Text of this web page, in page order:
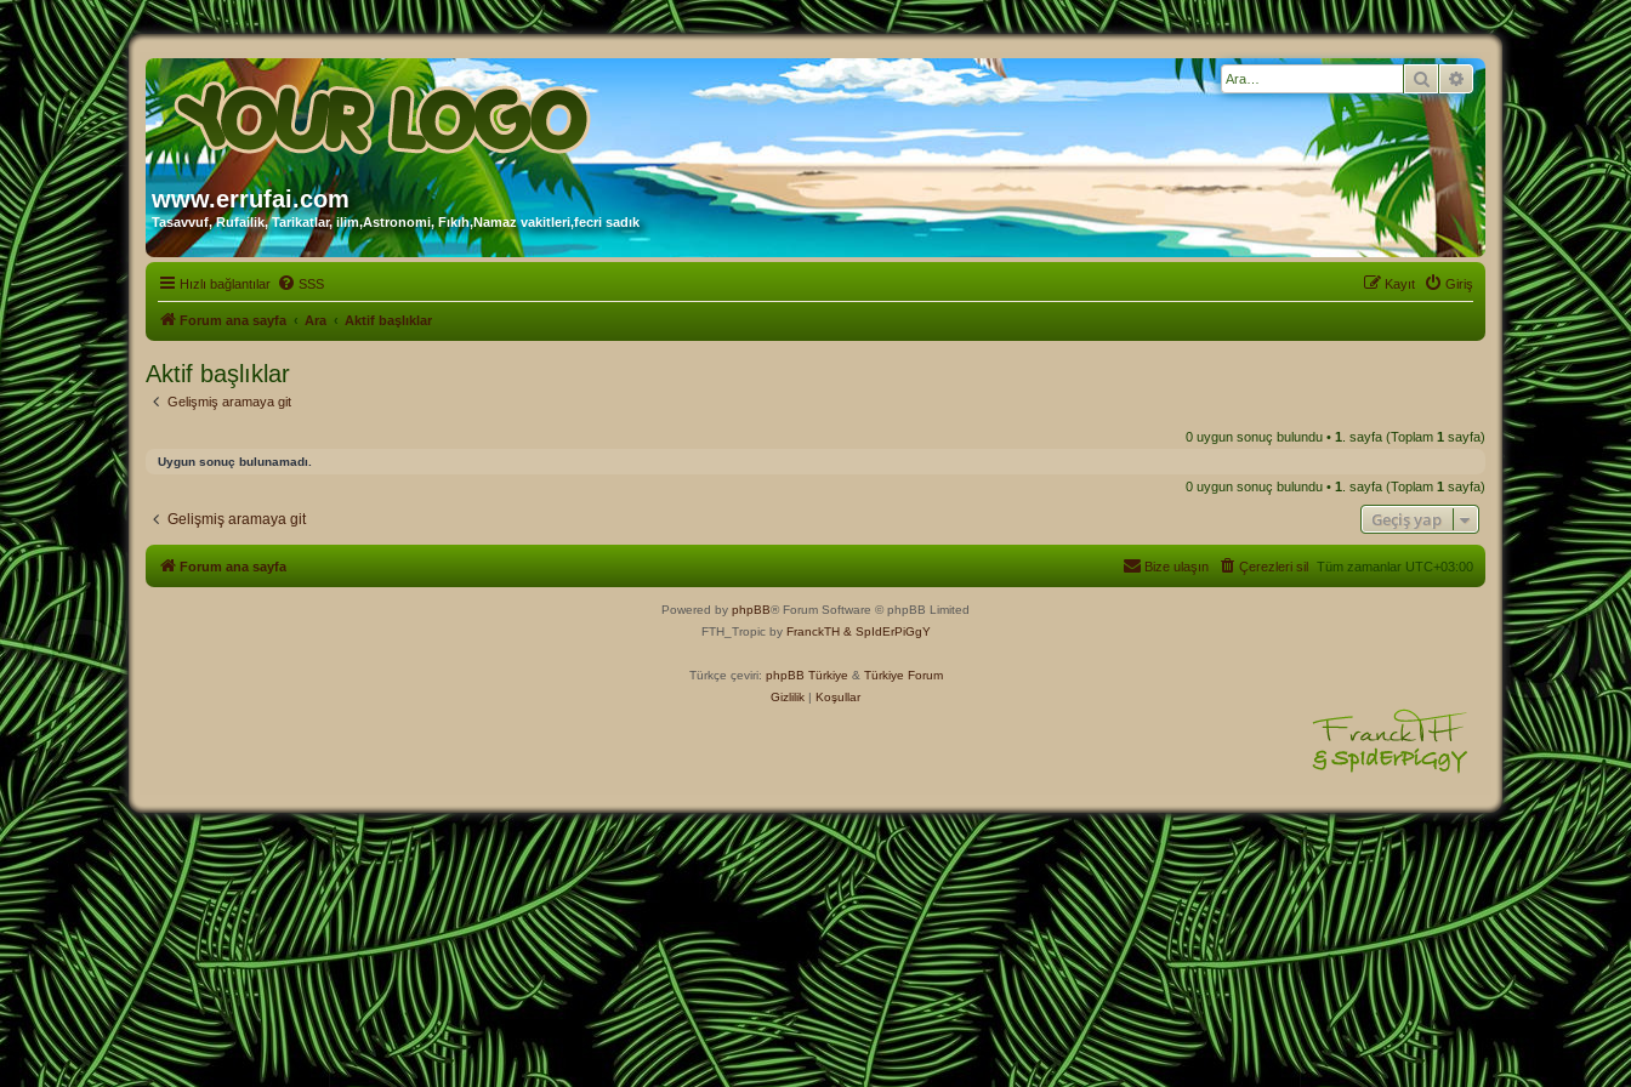
www.errufai.com
Tasavvuf, Rufailik, Tarikatlar, ilim,Astronomi, Fıkıh,Namaz vakitleri,fecri sadık
Ara Gelişmiş arama
Hızlı bağlantılar SSS Giriş
Kayıt
Forum ana sayfa Ara Aktif başlıklar
Aktif başlıklar
Gelişmiş aramaya git
0 uygun sonuç bulundu • 1 . sayfa (Toplam 1 sayfa)
Uygun sonuç bulunamadı.
0 uygun sonuç bulundu • 1 . sayfa (Toplam 1 sayfa)
Gelişmiş aramaya git Geçiş yap
Forum ana sayfa Tüm zamanlar UTC+03:00
Çerezleri sil
Bize ulaşın
Powered by phpBB® Forum Software © phpBB Limited
FTH_Tropic by FranckTH & SpIdErPiGgY
Türkçe çeviri: phpBB Türkiye & Türkiye Forum
Gizlilik | Koşullar